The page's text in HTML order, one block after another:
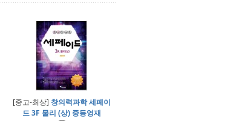
[중고-최상] 창의력과학 세페이
드 3F 물리 (상) 중등영재